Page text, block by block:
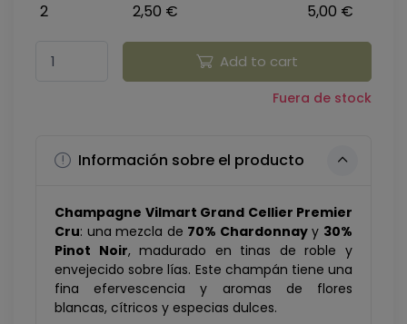
2
2,50 € 5,00 €
Add to cart
Fuera de stock
Información sobre el producto
Champagne Vilmart Grand Cellier Premier
Cru: una mezcla de 70% Chardonnayy 30%
Pinot Noir, madurado en tinas de roble y
envejecido sobre lías. Este champán tiene una
fina efervescencia y aromas de flores
blancas, cítricos y especias dulces.